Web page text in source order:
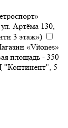
Артёма 130,
3 этаж»)
«Vitones»
площадь - 350
"Континент", 5